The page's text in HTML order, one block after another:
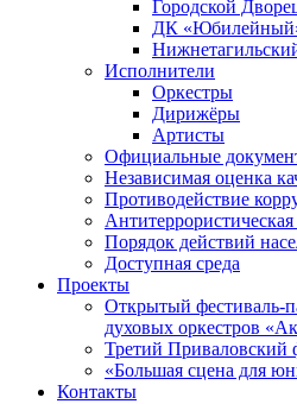
Городской
ДК
Исполнители
Оркестры
Дирижёры
Артисты
Официальные
Независимая оценка
Противодействие
Антитеррористическая
Порядок действий
Доступная среда
Проекты
Открытый фестиваль-
духовых оркестров
Третий Приваловский
«Большая сцена для
Контакты